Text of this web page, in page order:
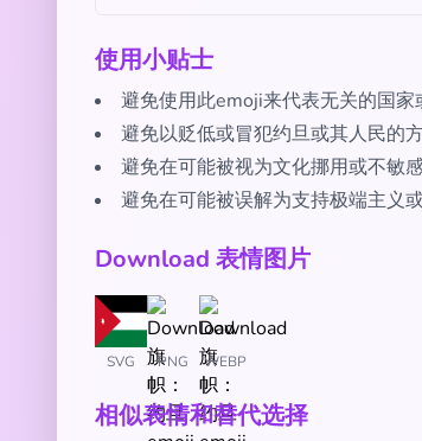
使用小贴士
避免使用此emoji来代表无关的国家
避免以贬低或冒犯约旦或其人民的
避免在可能被视为文化挪用或不敏
避免在可能被误解为支持极端主义
Download 表情图片
SVG PNG WEBP
相似表情和替代选择